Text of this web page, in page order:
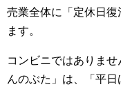
売業全体に「定休日
ます。
コンビニではありま
んのぶた」は、「平